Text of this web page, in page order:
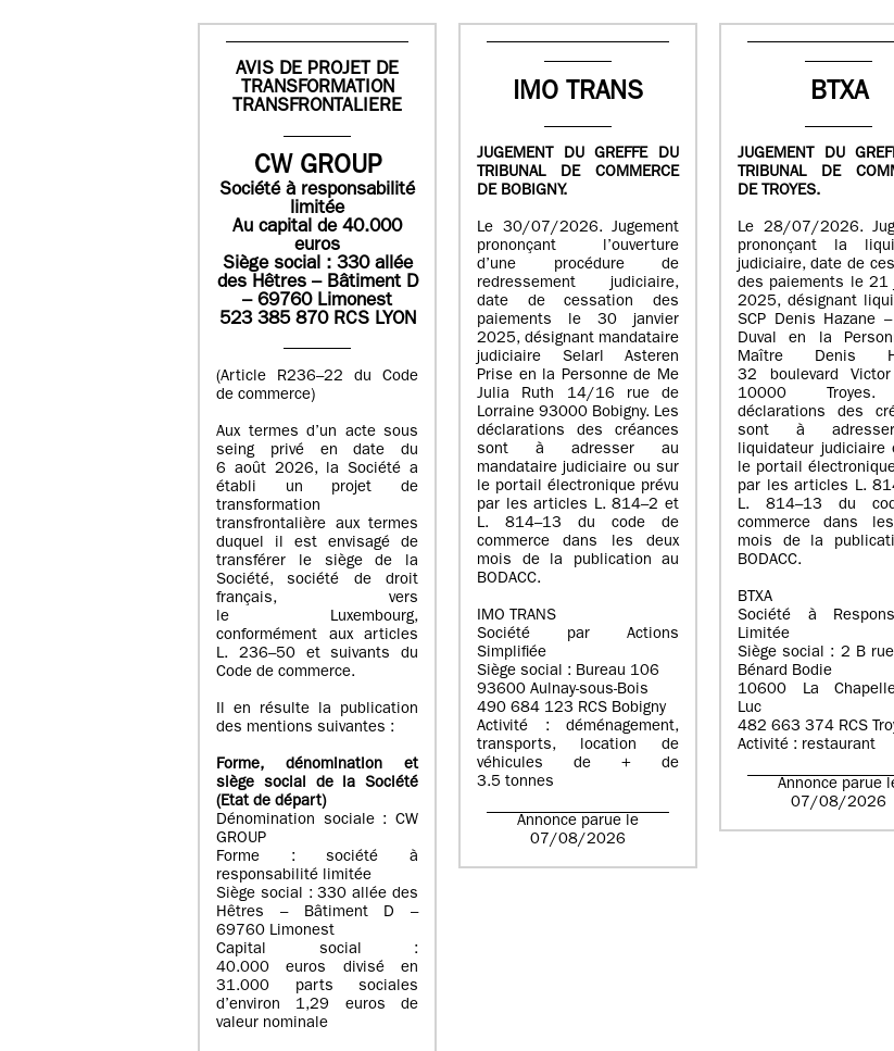
AVIS DE PROJET DE
TRANSFORMATION
TRANSFRONTALIERE
CW GROUP
Société à responsabilité
limitée
Au capital de 40.000
euros
Siège social : 330 allée
des Hêtres – Bâtiment D
– 69760 Limonest
523 385 870 RCS LYON
(Article R236–22 du Code
de commerce)
Aux termes d’un acte sous
seing privé en date du
6 août 2026, la Société a
établi un projet de
transformation
transfrontalière aux termes
duquel il est envisagé de
transférer le siège de la
Société, société de droit
français, vers
le Luxembourg,
conformément aux articles
L. 236–50 et suivants du
Code de commerce.
Il en résulte la publication
des mentions suivantes :
Forme, dénomination et
siège social de la Société
(Etatde départ)
Dénomination sociale : CW
GROUP
Forme : société à
responsabilité limitée
Siège social : 330 allée des
Hêtres – Bâtiment D –
69760 Limonest
Capital social :
40.000 euros divisé en
31.000 parts sociales
d’environ 1,29 euros de
valeur nominale
IMO TRANS
JUGEMENT DU GREFFE DU
TRIBUNAL DE COMMERCE
DE BOBIGNY.
Le 30/07/2026. Jugement
prononçant l’ouverture
d’une procédure de
redressement judiciaire,
date de cessation des
paiements le 30 janvier
2025, désignant mandataire
judiciaire Selarl Asteren
Prise en la Personne de Me
Julia Ruth 14/16 rue de
Lorraine 93000 Bobigny. Les
déclarations des créances
sont à adresser au
mandataire judiciaire ou sur
le portail électronique prévu
par les articles L. 814–2 et
L. 814–13 du code de
commerce dans les deux
mois de la publication au
BODACC.
IMO TRANS
Société par Actions
Simplifiée
Siège social : Bureau 106
93600 Aulnay-sous-Bois
490 684 123 RCS Bobigny
Activité : déménagement,
transports, location de
véhicules de + de
3.5 tonnes
Annonce parue le
07/08/2026
BTXA
JUGEMENT DU
TRIBUNAL DE
DE TROYES.
Le 28/07/2026.
prononçant la
judiciaire, date de
des paiements le 21
2025, désignant
SCP Denis Hazane
Duval en la
Maître Denis
32 boulevard
10000
déclarations des
sont à
liquidateur judiciaire
le portail
par les articles L.
L. 814–13 du
commerce dans
mois de la
BODACC.
BTXA
Société à
Limitée
Siège social : 2 B rue
Bénard Bodie
10600 La
Luc
482 663 374 RCS
Activité : restaurant
Annonce parue
07/08/2026